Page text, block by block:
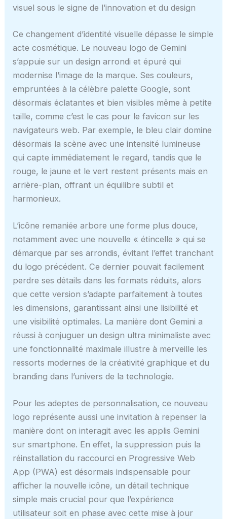
visuel sous le signe de l’innovation et du design
Ce changement d’identité visuelle dépasse le simple
acte cosmétique. Le nouveau logo de Gemini
s’appuie sur un design arrondi et épuré qui
modernise l’image de la marque. Ses couleurs,
empruntées à la célèbre palette Google, sont
désormais éclatantes et bien visibles même à petite
taille, comme c’est le cas pour le favicon sur les
navigateurs web. Par exemple, le bleu clair domine
désormais la scène avec une intensité lumineuse
qui capte immédiatement le regard, tandis que le
rouge, le jaune et le vert restent présents mais en
arrière-plan, offrant un équilibre subtil et
harmonieux.
L’icône remaniée arbore une forme plus douce,
notamment avec une nouvelle « étincelle » qui se
démarque par ses arrondis, évitant l’effet tranchant
du logo précédent. Ce dernier pouvait facilement
perdre ses détails dans les formats réduits, alors
que cette version s’adapte parfaitement à toutes
les dimensions, garantissant ainsi une lisibilité et
une visibilité optimales. La manière dont Gemini a
réussi à conjuguer un design ultra minimaliste avec
une fonctionnalité maximale illustre à merveille les
ressorts modernes de la créativité graphique et du
branding dans l’univers de la technologie.
Pour les adeptes de personnalisation, ce nouveau
logo représente aussi une invitation à repenser la
manière dont on interagit avec les applis Gemini
sur smartphone. En effet, la suppression puis la
réinstallation du raccourci en Progressive Web
App (PWA) est désormais indispensable pour
afficher la nouvelle icône, un détail technique
simple mais crucial pour que l’expérience
utilisateur soit en phase avec cette mise à jour